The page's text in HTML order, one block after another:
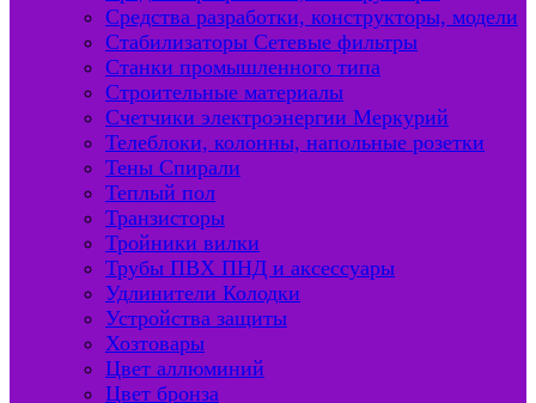
Средства разработки, конструкторы, модели
Стабилизаторы Сетевые фильтры
Станки промышленного типа
Строительные материалы
Счетчики электроэнергии Меркурий
Телеблоки, колонны, напольные розетки
Тены Спирали
Теплый пол
Транзисторы
Тройники вилки
Трубы ПВХ ПНД и аксессуары
Удлинители Колодки
Устройства защиты
Хозтовары
Цвет аллюминий
Цвет бронза